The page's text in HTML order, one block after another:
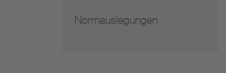
Normauslegungen